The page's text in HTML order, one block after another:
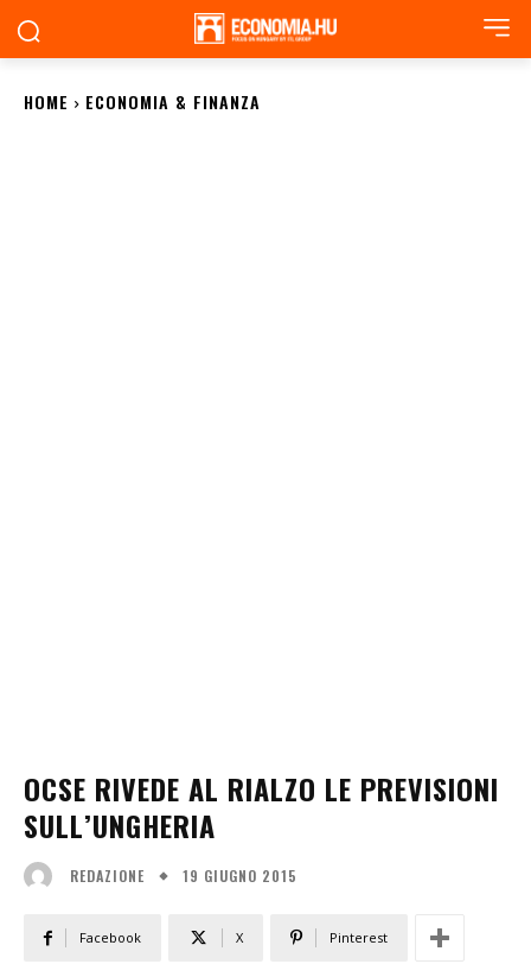
HOME ECONOMIA & FINANZA
OCSE RIVEDE AL RIALZO LE PREVISIONI
SULL’UNGHERIA
REDAZIONE 19 GIUGNO 2015
Facebook X Pinterest